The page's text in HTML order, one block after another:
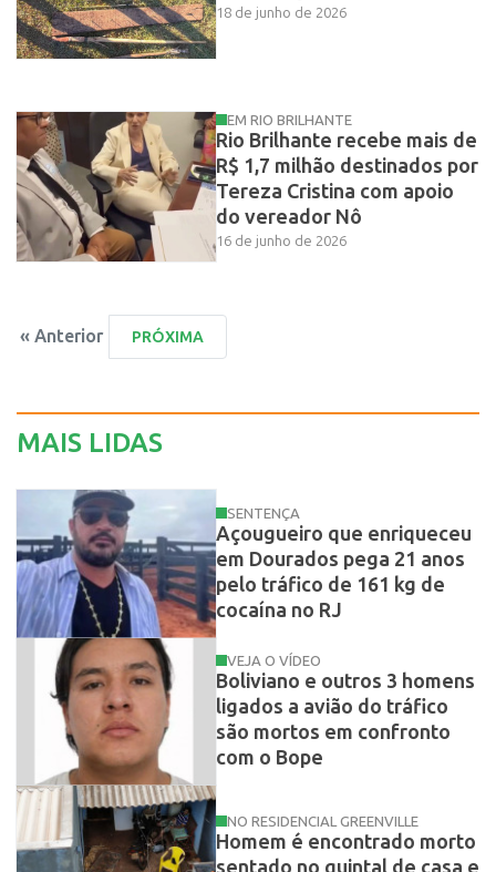
18 de junho de 2026
EM RIO BRILHANTE
Rio Brilhante recebe mais de
R$ 1,7 milhão destinados por
Tereza Cristina com apoio
do vereador Nô
16 de junho de 2026
« Anterior
MAIS LIDAS
SENTENÇA
Açougueiro que enriqueceu
em Dourados pega 21 anos
pelo tráfico de 161 kg de
cocaína no RJ
VEJA O VÍDEO
Boliviano e outros 3 homens
ligados a avião do tráfico
são mortos em confronto
com o Bope
NO RESIDENCIAL GREENVILLE
Homem é encontrado morto